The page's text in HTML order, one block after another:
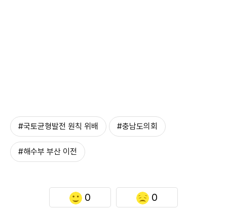
#국토균형발전 원칙 위배 #충남도의회
#해수부 부산 이전
0 0